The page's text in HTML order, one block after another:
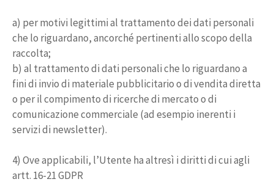
a) per motivi legittimi al trattamento dei dati personali
che lo riguardano, ancorché pertinenti allo scopo della
raccolta;
b) al trattamento di dati personali che lo riguardano a
fini di invio di materiale pubblicitario o di vendita diretta
o per il compimento di ricerche di mercato o di
comunicazione commerciale (ad esempio inerenti i
servizi di newsletter).
4) Ove applicabili, l’Utente ha altresì i diritti di cui agli
artt. 16-21 GDPR